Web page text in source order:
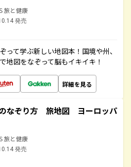
旅と健康
発売
って学ぶ新しい地図本！国境や州、
地図をなぞって脳もイキイキ！
詳細を見る
なぞり方 旅地図 ヨーロッパ
旅と健康
発売